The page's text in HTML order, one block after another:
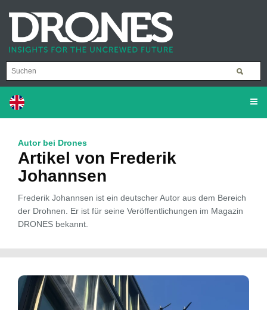
Autor bei Drones
Artikel von Frederik
Johannsen
Frederik Johannsen ist ein deutscher Autor aus dem Bereich
der Drohnen. Er ist für seine Veröffentlichungen im Magazin
DRONES bekannt.